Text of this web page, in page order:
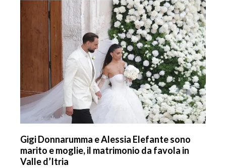
Gigi Donnarumma e Alessia Elefante sono
marito e moglie, il matrimonio da favola in
Valle d’Itria